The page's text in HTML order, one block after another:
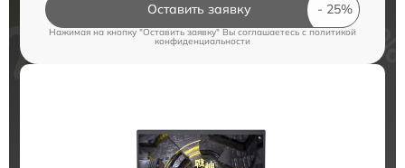
Оставить заявку
Нажимая на кнопку "Оставить заявку" Вы соглашаетесь cполитикой
конфиденциальности